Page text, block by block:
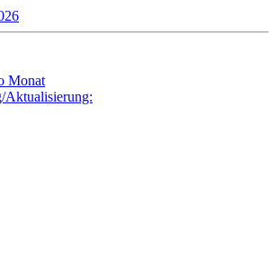
Monat
Aktualisierung: